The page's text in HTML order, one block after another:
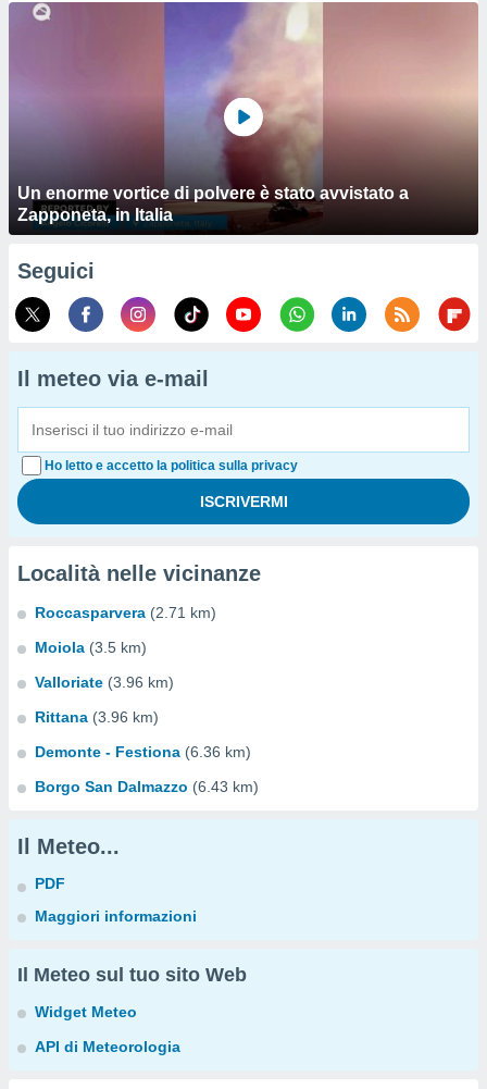
Un enorme vortice di polvere è stato avvistato a
Zapponeta, in Italia
Seguici
Il meteo via e-mail
Ho letto e accetto la politica sulla privacy
Località nelle vicinanze
Roccasparvera (2.71 km)
Moiola (3.5 km)
Valloriate (3.96 km)
Rittana (3.96 km)
Demonte - Festiona (6.36 km)
Borgo San Dalmazzo (6.43 km)
Il Meteo...
PDF
Maggiori informazioni
Il Meteo sul tuo sito Web
Widget Meteo
API di Meteorologia